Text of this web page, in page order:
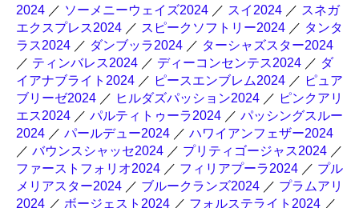
2024 ／ ソーメニーウェイズ2024 ／ スイ2024 ／ スネガ
エクスプレス2024 ／ スピークソフトリー2024 ／ タンタ
ラス2024 ／ ダンブッラ2024 ／ ターシャズスター2024
／ ティンバレス2024 ／ ディーコンセンテス2024 ／ ダ
イアナブライト2024 ／ ピースエンブレム2024 ／ ピュア
ブリーゼ2024 ／ ヒルダズパッション2024 ／ ピンクアリ
エス2024 ／ パルティトゥーラ2024 ／ パッシングスルー
2024 ／ パールデュー2024 ／ ハワイアンフェザー2024
／ バウンスシャッセ2024 ／ プリティゴージャス2024 ／
ファーストフォリオ2024 ／ フィリアプーラ2024 ／ プル
メリアスター2024 ／ ブルークランズ2024 ／ プラムアリ
2024 ／ ボージェスト2024 ／ フォルステライト2024 ／